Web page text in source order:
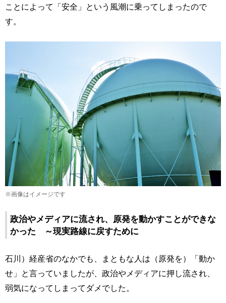
ことによって「安全」という風潮に乗ってしまったので
す。
※画像はイメージです
政治やメディアに流され、原発を動かすことができな
かった ～現実路線に戻すために
石川）経産省のなかでも、まともな人は（原発を）「動か
せ」と言っていましたが、政治やメディアに押し流され、
弱気になってしまってダメでした。